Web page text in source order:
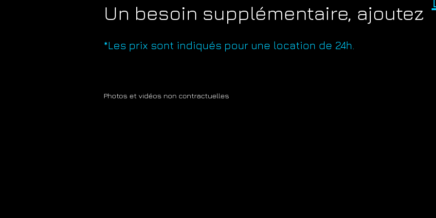
Un besoin supplémentaire, ajoutez
*Les prix sont indiqués pour une location de 24h.
Photos et vidéos non contractuelles